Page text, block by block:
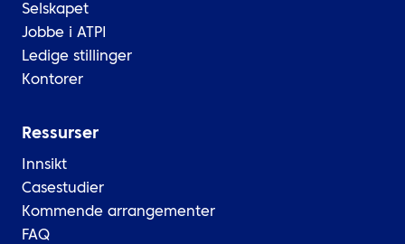
Selskapet
Jobbe i ATPI
Ledige stillinger
Kontorer
Ressurser
Innsikt
Casestudier
Kommende arrangementer
FAQ